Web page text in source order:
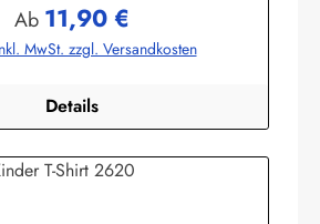
GmbHHeglitzer Str. 1226409
bekleidung.de
Regulärer Preis:
Ab 11,90 €
MwSt. zzgl. Versandkosten
Details